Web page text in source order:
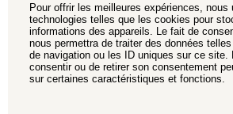
Pour offrir les meilleures expériences, nous
technologies telles que les cookies pour
informations des appareils. Le fait de
nous permettra de traiter des données
de navigation ou les ID uniques sur ce site.
consentir ou de retirer son consentement
sur certaines caractéristiques et fonctions.